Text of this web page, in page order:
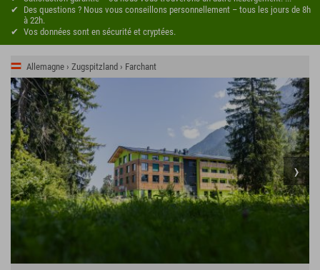
Des questions ? Nous vous conseillons personnellement – tous les jours de 8h
à 22h.
Vos données sont en sécurité et cryptées.
Allemagne › Zugspitzland › Farchant